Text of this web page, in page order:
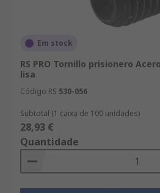
Em stock
RS PRO Tornillo prisionero
lisa
Código RS 530-056
Subtotal (1 caixa de 100 unidades)
28,93 €
Quantidade